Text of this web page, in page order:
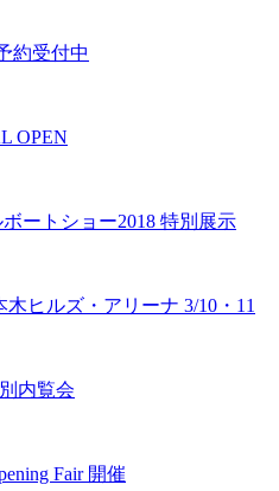
約受付中
OPEN
ートショー2018 特別展示
木ヒルズ・アリーナ 3/10・11
内覧会
Fair 開催